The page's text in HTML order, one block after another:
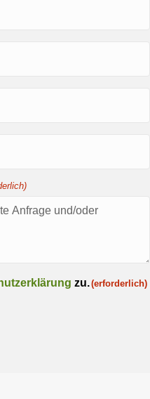
zu.(erforderlich)